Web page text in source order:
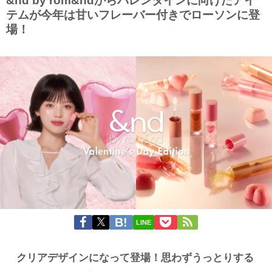
テムが今年は甘いフレーバー付きでローソンに登
場！
LINE
クリアデザインになって登場！思わずうっとりする